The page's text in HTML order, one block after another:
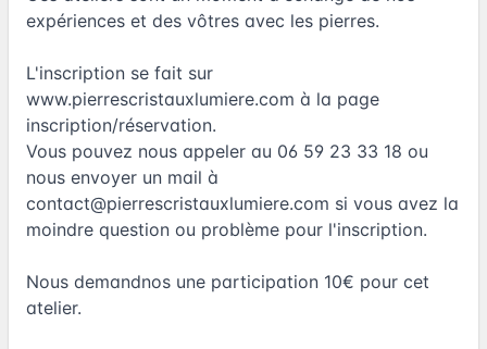
expériences et des vôtres avec les pierres.
L'inscription se fait sur
www.pierrescristauxlumiere.com à la page
inscription/réservation.
Vous pouvez nous appeler au 06 59 23 33 18 ou
nous envoyer un mail à
contact@pierrescristauxlumiere.com si vous avez la
moindre question ou problème pour l'inscription.
Nous demandnos une participation 10€ pour cet
atelier.